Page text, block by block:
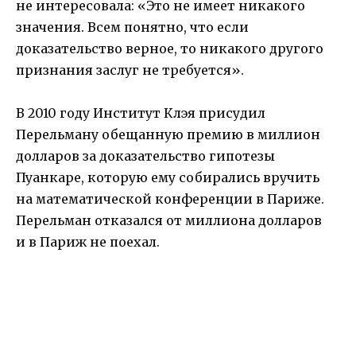
не интересовала: «Это не имеет никакого
значения. Всем понятно, что если
доказательство верное, то никакого другого
признания заслуг не требуется».
В 2010 году Институт Клэя присудил
Перельману обещанную премию в миллион
долларов за доказательство гипотезы
Пуанкаре, которую ему собирались вручить
на математической конференции в Париже.
Перельман отказался от миллиона долларов
и в Париж не поехал.